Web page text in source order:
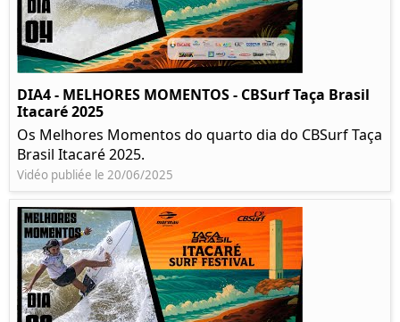
DIA4 - MELHORES MOMENTOS - CBSurf Taça Brasil
Itacaré 2025
Os Melhores Momentos do quarto dia do CBSurf Taça
Brasil Itacaré 2025.
Vidéo publiée le 20/06/2025